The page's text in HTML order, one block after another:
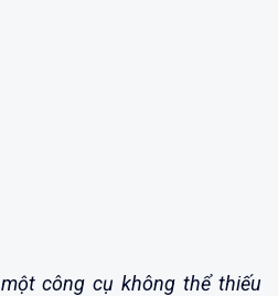
công cụ không thể thiếu